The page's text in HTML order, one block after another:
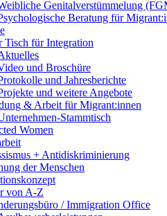
Genitalverstümmelung
Beratung für
Tisch für Integration
und Broschüre
und Jahresberichte
und weitere Angebote
& Arbeit für Migrant:innen
Stammtisch
Women
+ Antidiskriminierung
der Menschen
von A-Z
/ Immigration Office